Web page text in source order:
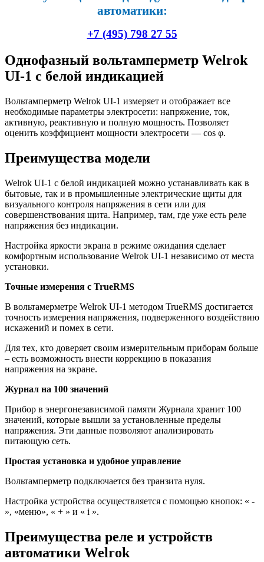
автоматики:
+7 (495) 798 27 55
Однофазный вольтамперметр Welrok
UI-1 с белой индикацией
Вольтамперметр Welrok UI-1 измеряет и отображает все
необходимые параметры электросети: напряжение, ток,
активную, реактивную и полную мощность. Позволяет
оценить коэффициент мощности электросети — cos φ.
Преимущества модели
Welrok UI-1 с белой индикацией можно устанавливать как в
бытовые, так и в промышленные электрические щиты для
визуального контроля напряжения в сети или для
совершенствования щита. Например, там, где уже есть реле
напряжения без индикации.
Настройка яркости экрана в режиме ожидания сделает
комфортным использование Welrok UI-1 независимо от места
установки.
Точные измерения с TrueRMS
В вольтамерметре Welrok UI-1 методом TrueRMS достигается
точность измерения напряжения, подверженного воздействию
искажений и помех в сети.
Для тех, кто доверяет своим измерительным приборам больше
– есть возможность внести коррекцию в показания
напряжения на экране.
Журнал на 100 значений
Прибор в энергонезависимой памяти Журнала хранит 100
значений, которые вышли за установленные пределы
напряжения. Эти данные позволяют анализировать
питающую сеть.
Простая установка и удобное управление
Вольтамперметр подключается без транзита нуля.
Настройка устройства осуществляется с помощью кнопок: « -
», «меню», « + » и « i ».
Преимущества реле и устройств
автоматики Welrok